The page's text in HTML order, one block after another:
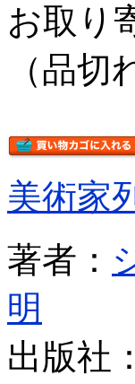
お取り
（品
美術家
著者：
明
出版社：